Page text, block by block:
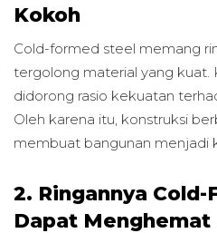
Kokoh
Cold-formed steel memang
tergolong material yang kuat.
didorong rasio kekuatan
Oleh karena itu, konstruksi
membuat bangunan menjadi
2. Ringannya
Dapat Menghemat